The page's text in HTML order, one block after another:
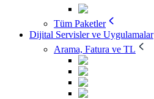
Tüm Paketler
Dijital Servisler ve Uygulamalar
Arama, Fatura ve TL